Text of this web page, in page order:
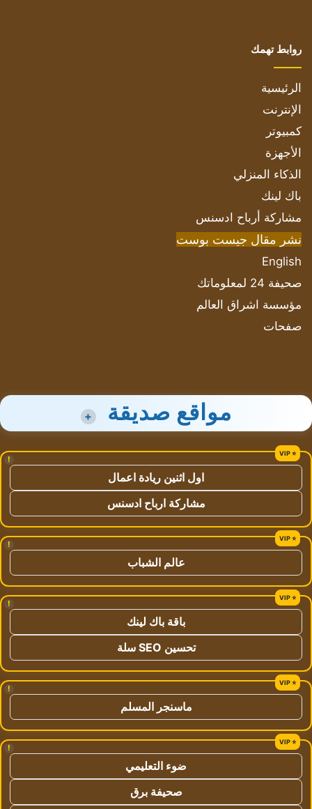
روابط تهمك
الرئيسية
الإنترنت
كمبيوتر
الأجهزة
الذكاء المنزلي
باك لينك
مشاركة أرباح ادسنس
نشر مقال جيست بوست
English
صحيفة 24 لمعلوماتك
مؤسسة اشراق العالم
صفحات
مواقع صديقة +
!
اول اثنين ريادة اعمال
مشاركة ارباح ادسنس
!
عالم الشباب
!
باقة باك لينك
تحسين SEO سلة
!
ماسنجر المسلم
!
ضوء التعليمي
صحيفة برق